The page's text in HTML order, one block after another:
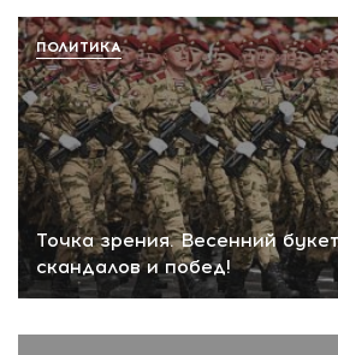
Точка зрения. Весенний
скандалов и побед!
ПОЛИТИКА